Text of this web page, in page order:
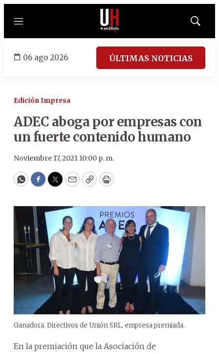
Menú
Mostrar
06 ago 2026 ÚLTIMAS NOTICIAS
Edición Impresa
ADEC aboga por empresas con
un fuerte contenido humano
Noviembre 17, 2021 10:00 p. m.
WhatsApp
Facebook
Twitter
EmailCopyPrint
Ganadora. Directivos de Unión SRL, empresa premiada.
En la premiación que la Asociación de